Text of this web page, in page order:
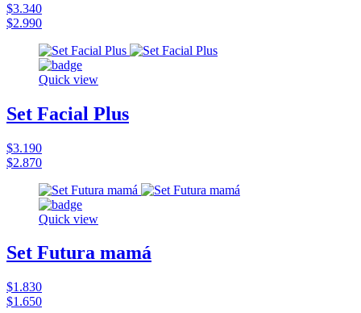
$3.340
$2.990
Quick view
Set Facial Plus
$3.190
$2.870
Quick view
Set Futura mamá
$1.830
$1.650